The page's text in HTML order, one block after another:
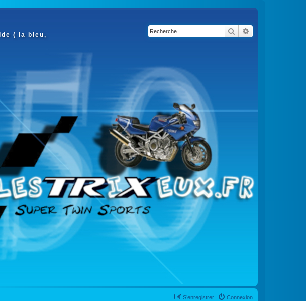
( la bleu,
Rechercher
Connexion
S’enregistrer